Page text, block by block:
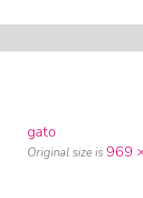
gato
Original size is 969